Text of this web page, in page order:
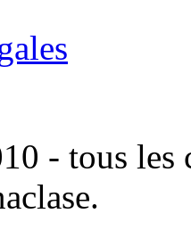
- tous les